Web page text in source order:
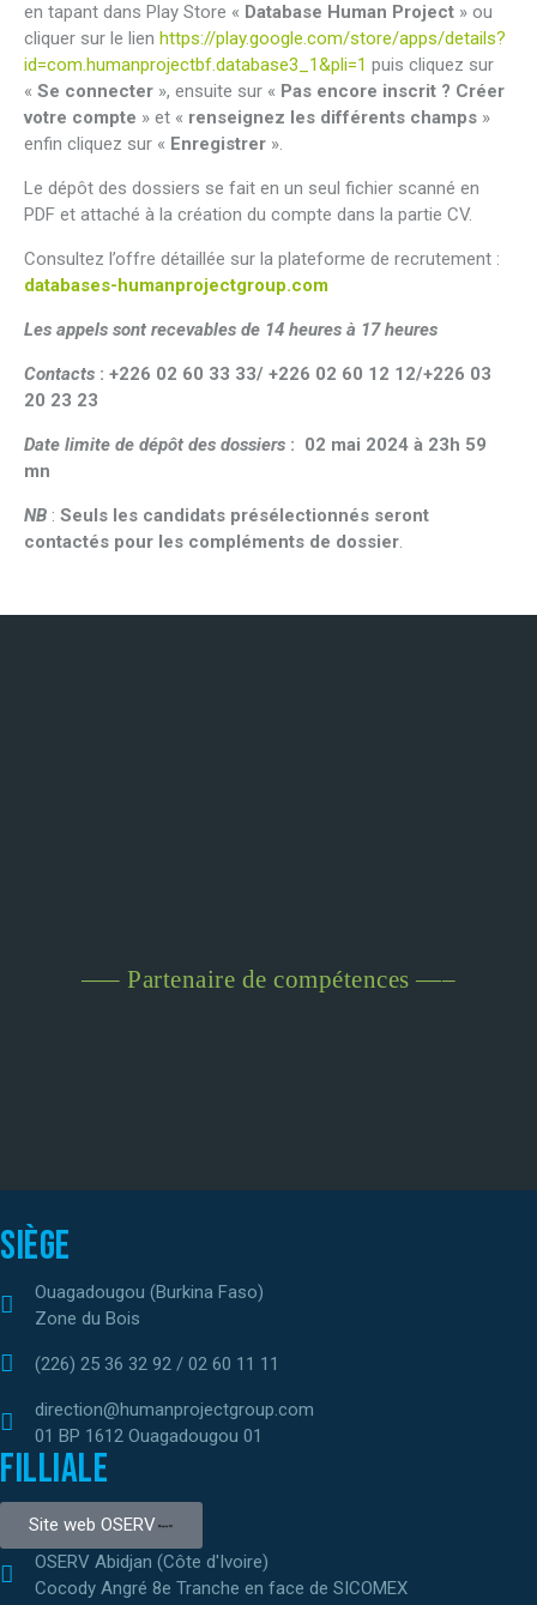
en tapant dans Play Store « Database Human Project » ou
cliquer sur le lien https://play.google.com/store/apps/details?
id=com.humanprojectbf.database3_1&pli=1 puis cliquez sur
« Se connecter », ensuite sur « Pas encore inscrit ? Créer
votre compte » et « renseignez les différents champs »
enfin cliquez sur « Enregistrer ».
Le dépôt des dossiers se fait en un seul fichier scanné en
PDF et attaché à la création du compte dans la partie CV.
Consultez l’offre détaillée sur la plateforme de recrutement :
databases-humanprojectgroup.com
Les appels sont recevables de 14 heures à 17 heures
Contacts : +226 02 60 33 33/ +226 02 60 12 12/+226 03
20 23 23
Date limite de dépôt des dossiers : 02 mai 2024 à 23h 59
mn
NB : Seuls les candidats présélectionnés seront
contactés pour les compléments de dossier.
—– Partenaire de compétences —–
Siège
Ouagadougou (Burkina Faso)
Zone du Bois
(226) 25 36 32 92 / 02 60 11 11
direction@humanprojectgroup.com
01 BP 1612 Ouagadougou 01
Filliale
Site web OSERV
OSERV Abidjan (Côte d'Ivoire)
Cocody Angré 8e Tranche en face de SICOMEX